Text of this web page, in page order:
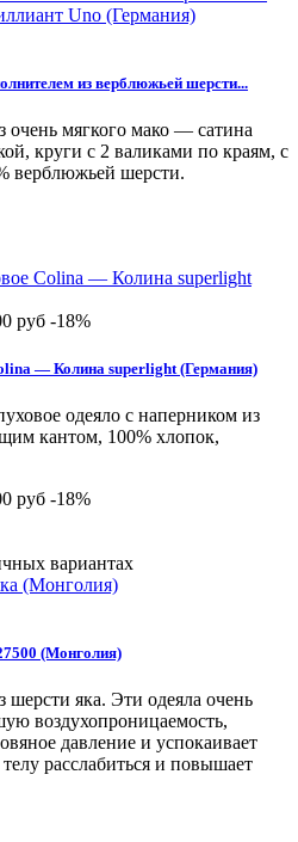
из верблюжьей шерсти...
очень мягкого мако — сатина
круги с 2 валиками по краям, с
верблюжьей шерсти.
руб -18%
— Колина superlight (Германия)
одеяло с наперником из
кантом, 100% хлопок,
руб -18%
вариантах
(Монголия)
шерсти яка. Эти одеяла очень
воздухопроницаемость,
давление и успокаивает
расслабиться и повышает